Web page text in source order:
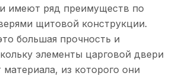
имеют ряд преимуществ по
щитовой конструкции.
большая прочность и
элементы царговой двери
из которого они